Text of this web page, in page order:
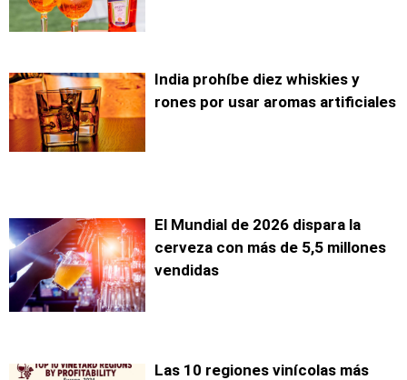
India prohíbe diez whiskies y
rones por usar aromas artificiales
El Mundial de 2026 dispara la
cerveza con más de 5,5 millones
vendidas
Las 10 regiones vinícolas más